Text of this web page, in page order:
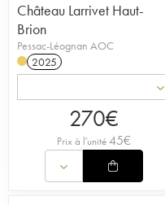
Château Larrivet Haut-
Brion
Pessac-Léognan AOC
2025
270€
Prix à l'unité45€